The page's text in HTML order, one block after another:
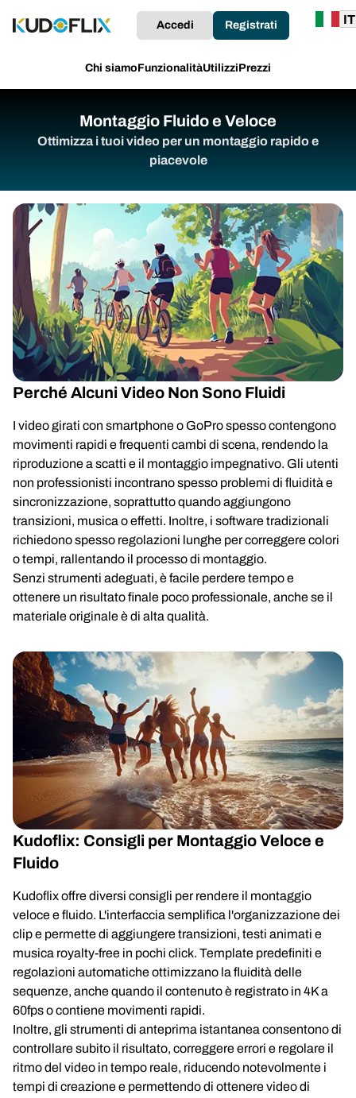
Chi siamoFunzionalitàUtilizziPrezzi
Accedi Registrati
Montaggio Fluido e Veloce
Ottimizza i tuoi video per un montaggio rapido e
piacevole
Perché Alcuni Video Non Sono Fluidi
I video girati con smartphone o GoPro spesso contengono
movimenti rapidi e frequenti cambi di scena, rendendo la
riproduzione a scatti e il montaggio impegnativo. Gli utenti
non professionisti incontrano spesso problemi di fluidità e
sincronizzazione, soprattutto quando aggiungono
transizioni, musica o effetti. Inoltre, i software tradizionali
richiedono spesso regolazioni lunghe per correggere colori
o tempi, rallentando il processo di montaggio.
Senzi strumenti adeguati, è facile perdere tempo e
ottenere un risultato finale poco professionale, anche se il
materiale originale è di alta qualità.
Kudoflix: Consigli per Montaggio Veloce e
Fluido
Kudoflix offre diversi consigli per rendere il montaggio
veloce e fluido. L'interfaccia semplifica l'organizzazione dei
clip e permette di aggiungere transizioni, testi animati e
musica royalty-free in pochi click. Template predefiniti e
regolazioni automatiche ottimizzano la fluidità delle
sequenze, anche quando il contenuto è registrato in 4K a
60fps o contiene movimenti rapidi.
Inoltre, gli strumenti di anteprima istantanea consentono di
controllare subito il risultato, correggere errori e regolare il
ritmo del video in tempo reale, riducendo notevolmente i
tempi di creazione e permettendo di ottenere video di